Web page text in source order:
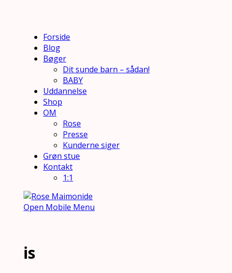
Forside
Blog
Bøger
Dit sunde barn – sådan!
BABY
Uddannelse
Shop
OM
Rose
Presse
Kunderne siger
Grøn stue
Kontakt
1:1
Open Mobile Menu
is